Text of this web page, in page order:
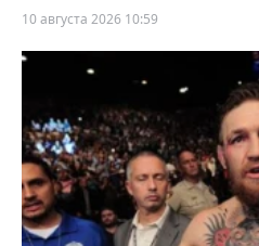
10 августа 2026 10:59